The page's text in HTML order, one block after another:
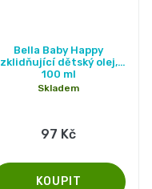
Bella Baby Happy
zklidňující dětský olej,
100 ml
Skladem
97 Kč